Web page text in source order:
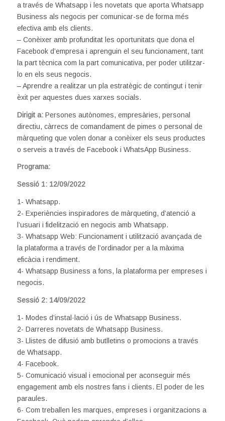
a través de Whatsapp i les novetats que aporta Whatsapp
Business als negocis per comunicar-se de forma més
efectiva amb els clients.
– Conèixer amb profunditat les oportunitats que dona el
Facebook d’empresa i aprenguin el seu funcionament, tant
la part tècnica com la part comunicativa, per poder utilitzar-
lo en els seus negocis.
– Aprendre a realitzar un pla estratègic de contingut i tenir
èxit per aquestes dues xarxes socials.
Dirigit a: Persones autònomes, empresàries, personal
directiu, càrrecs de comandament de pimes o personal de
màrqueting que volen donar a conèixer els seus productes
o serveis a través de Facebook i WhatsApp Business.
Programa:
Sessió 1: 12/09/2022
1- Whatsapp.
2- Experiències inspiradores de màrqueting, d’atenció a
l’usuari i fidelització en negocis amb Whatsapp.
3- Whatsapp Web: Funcionament i utilització avançada de
la plataforma a través de l’ordinador per a la màxima
eficàcia i rendiment.
4- Whatsapp Business a fons, la plataforma per empreses i
negocis.
Sessió 2: 14/09/2022
1- Modes d’instal·lació i ús de Whatsapp Business.
2- Darreres novetats de Whatsapp Business.
3- Llistes de difusió amb butlletins o promocions a través
de Whatsapp.
4- Facebook.
5- Comunicació visual i emocional per aconseguir més
engagement amb els nostres fans i clients. El poder de les
paraules.
6- Com treballen les marques, empreses i organitzacions a